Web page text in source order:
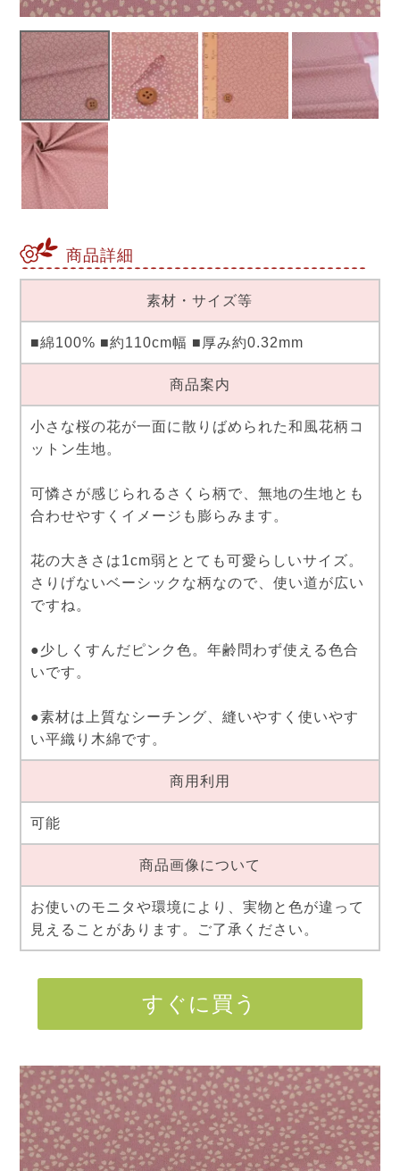
商品詳細
素材・サイズ等
■綿100% ■約110cm幅 ■厚み約0.32mm
商品案内
小さな桜の花が一面に散りばめられた和風花柄コ
ットン生地。
可憐さが感じられるさくら柄で、無地の生地とも
合わせやすくイメージも膨らみます。
花の大きさは1cm弱ととても可愛らしいサイズ。
さりげないベーシックな柄なので、使い道が広い
ですね。
●少しくすんだピンク色。年齢問わず使える色合
いです。
●素材は上質なシーチング、縫いやすく使いやす
い平織り木綿です。
商用利用
可能
商品画像について
お使いのモニタや環境により、実物と色が違って
見えることがあります。ご了承ください。
すぐに買う